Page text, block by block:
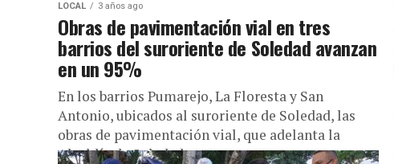
LOCAL 3 años ago
Obras de pavimentación vial en tres
barrios del suroriente de Soledad avanzan
en un 95%
En los barrios Pumarejo, La Floresta y San
Antonio, ubicados al suroriente de Soledad, las
obras de pavimentación vial, que adelanta la
Alcaldía de Soledad, avanzan...